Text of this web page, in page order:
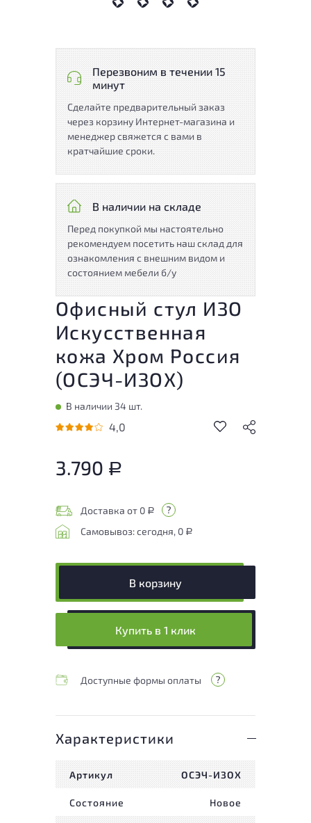
Перезвоним в течении 15
минут
Сделайте предварительный заказ
через корзину Интернет-магазина и
менеджер свяжется с вами в
кратчайшие сроки.
В наличии на складе
Перед покупкой мы настоятельно
рекомендуем посетить наш склад для
ознакомления с внешним видом и
состоянием мебели б/у
Офисный стул ИЗО
Искусственная
кожа Хром Россия
(ОСЭЧ-ИЗОХ)
В наличии 34 шт.
4,0
3.790 Р
Доставка от 0 Р
Самовывоз: сегодня, 0 Р
В корзину
Купить в 1 клик
Доступные формы оплаты
Характеристики
Артикул ОСЭЧ-ИЗОХ
Состояние Новое